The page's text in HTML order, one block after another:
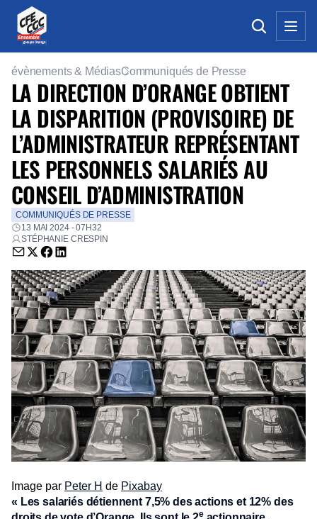
évènements & MédiasCommuniqués de Presse
LA DIRECTION D’ORANGE OBTIENT
LA DISPARITION (PROVISOIRE) DE
L’ADMINISTRATEUR REPRÉSENTANT
LES PERSONNELS SALARIÉS AU
CONSEIL D’ADMINISTRATION
COMMUNIQUÉS DE PRESSE
13 MAI 2024 - 07H32
STÉPHANIE CRESPIN
Envoyer par email (nouvelle fenêtre)
Partager sur Twitter (nouvelle fenêtre)
Partager sur Facebook (nouvelle fenêtre)
Partager sur LinkedIn (nouvelle fenêtre)
Image par Peter H de Pixabay
« Les salariés détiennent 7,5% des actions et 12% des
e